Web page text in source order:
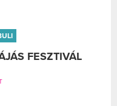
FESZTIVÁL